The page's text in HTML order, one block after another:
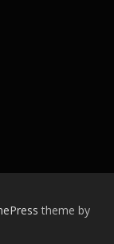
theme by